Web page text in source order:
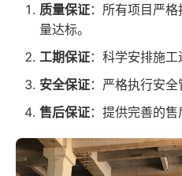
质量保证：所有项目严
量达标。
工期保证：科学安排施工
安全保证：严格执行安全
售后保证：提供完善的售